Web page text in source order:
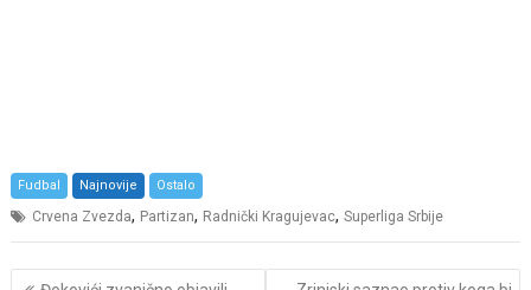
Fudbal Najnovije Ostalo
Crvena Zvezda, Partizan, Radnički Kragujevac,Superliga Srbije
Post